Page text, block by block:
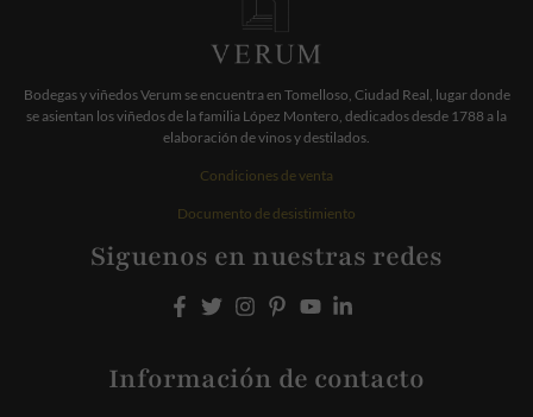
Bodegas y viñedos Verum se encuentra en Tomelloso, Ciudad Real, lugar donde
se asientan los viñedos de la familia López Montero, dedicados desde 1788 a la
elaboración de vinos y destilados.
Condiciones de venta
Documento de desistimiento
Siguenos en nuestras redes
Información de contacto